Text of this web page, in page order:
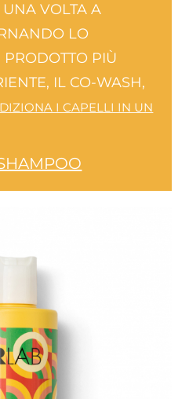
VOLTA A
LO
PIÙ
IL CO-WASH,
I CAPELLI IN UN